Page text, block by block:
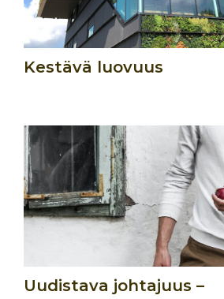
Kestävä luovuus
Uudistava johtajuus –